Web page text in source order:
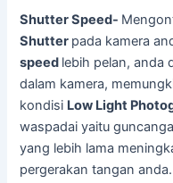
Shutter Speed-
Shutter pada kamera
speed lebih pelan, anda
dalam kamera,
kondisi Low Light
waspadai yaitu
yang lebih lama
pergerakan tangan anda.